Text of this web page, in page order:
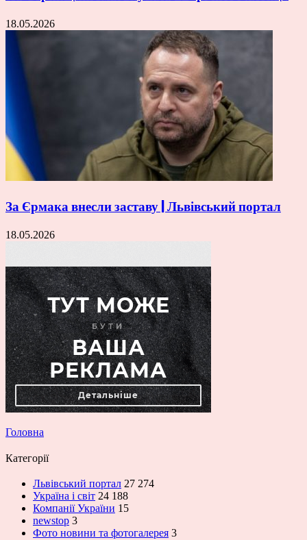
18.05.2026
За Єрмака внесли заставу | Львівський портал
18.05.2026
Головна
Категорії
Львівський портал 27 274
Україна і світ 24 188
Компанії України 15
newstop 3
Фото новини та фотогалерея 3